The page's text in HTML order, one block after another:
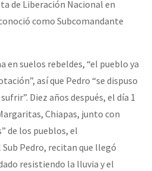
de Liberación Nacional en
como Subcomandante
en suelos rebeldes, “el pueblo ya
así que Pedro “se dispuso
Diez años después, el día 1
Chiapas, junto con
de los pueblos, el
Pedro, recitan que llegó
resistiendo la lluvia y el